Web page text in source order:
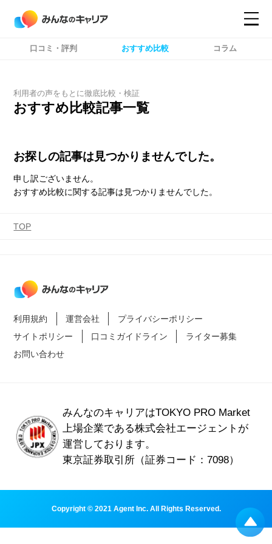
コンテンツ
コンテンツ
口コミ・評判 おすすめ比較 コラム
利用者の声をもとに徹底比較・検証
おすすめ比較記事一覧
お探しの記事は見つかりませんでした。
申し訳ございません。
おすすめ比較に関する記事は見つかりませんでした。
TOP
利用規約 運営会社
プライバシーポリシー
サイトポリシー
口コミガイドライン
ライター募集
お問い合わせ
みんなのキャリアはTOKYO PRO Market
上場企業である株式会社エージェントが
運営しております。
東京証券取引所（証券コード：7098）
Copyright © 2021 Agent Inc. All Rights Reserved.